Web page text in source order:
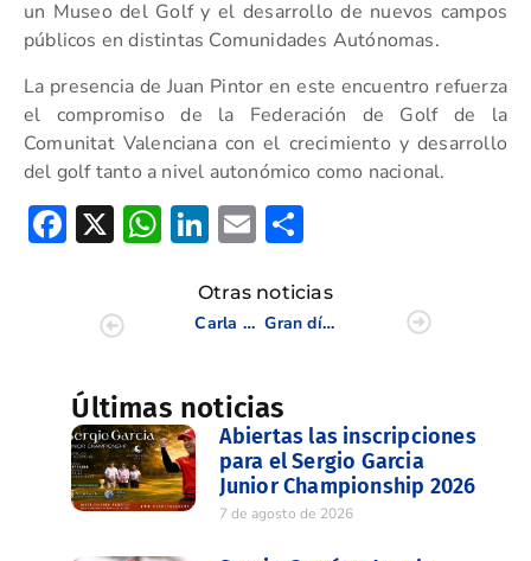
un Museo del Golf y el desarrollo de nuevos campos
públicos en distintas Comunidades Autónomas.
La presencia de Juan Pintor en este encuentro refuerza
el compromiso de la Federación de Golf de la
Comunitat Valenciana con el crecimiento y desarrollo
del golf tanto a nivel autonómico como nacional.
Facebook
X WhatsApp
LinkedIn
Email
Otras noticias
Carla Bernat logra el billete directo para disputar el US Women’s Open
Gran día de Liguilla Interclubes Femenina en Bonalba 3/9
Últimas noticias
Abiertas las inscripciones
para el Sergio Garcia
Junior Championship 2026
7 de agosto de 2026